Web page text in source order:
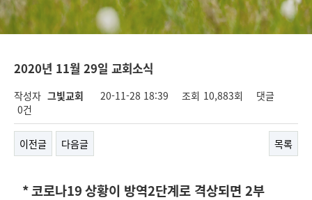
2020년 11월 29일 교회소식
작성자 그빛교회 20-11-28 18:39 조회 10,883회
댓글
0건
이전글 다음글 목록
*코로나19상황이 방역2단계로 격상되면2부